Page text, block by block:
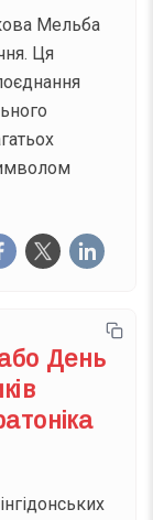
Мельба
Ця
День